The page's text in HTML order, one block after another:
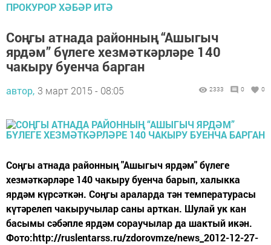
ПРОКУРОР ХӘБӘР ИТӘ
Соңгы атнада районның “Ашыгыч
ярдәм” бүлеге хезмәткәрләре 140
чакыру буенча барган
автор, 3 март 2015 - 08:05 2333 0 0
Соңгы атнада районның "Ашыгыч ярдәм" бүлеге
хезмәткәрләре 140 чакыру буенча барып, халыкка
ярдәм күрсәткән. Соңгы араларда тән температурасы
күтәрелеп чакыручылар саны арткан. Шулай ук кан
басымы сәбәпле ярдәм сораучылар да шактый икән.
Фото:http://ruslentarss.ru/zdorovmze/news_2012-12-27-